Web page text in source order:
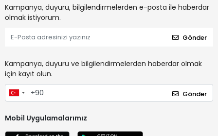
Kampanya, duyuru, bilgilendirmelerden e-posta ile haberdar
olmak istiyorum.
Gönder
Kampanya, duyuru ve bilgilendirmelerden haberdar olmak
için kayıt olun.
Gönder
Mobil Uygulamalarımız